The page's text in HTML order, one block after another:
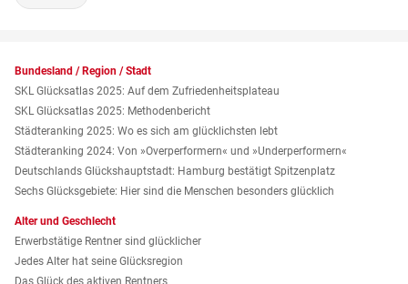
Bundesland / Region / Stadt
SKL Glücksatlas 2025: Auf dem Zufriedenheitsplateau
SKL Glücksatlas 2025: Methodenbericht
Städteranking 2025: Wo es sich am glücklichsten lebt
Städteranking 2024: Von »Over­performern« und »Under­performern«
Deutschlands Glückshauptstadt: Hamburg bestätigt Spitzenplatz
Sechs Glücksgebiete: Hier sind die Menschen besonders glücklich
Alter und Geschlecht
Erwerbstätige Rentner sind glücklicher
Jedes Alter hat seine Glücksregion
Das Glück des aktiven Rentners